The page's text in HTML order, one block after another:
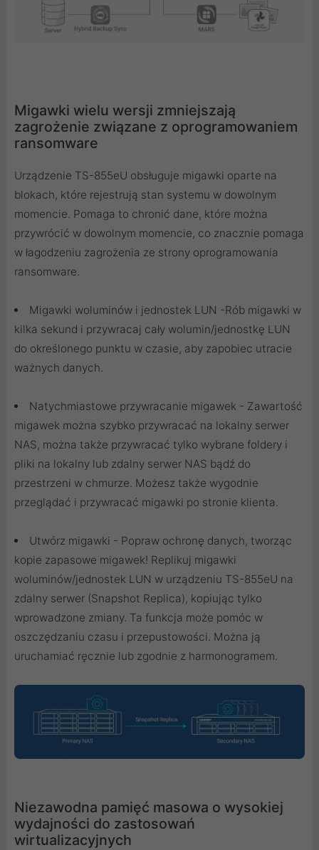
Migawki wielu wersji zmniejszają
zagrożenie związane z oprogramowaniem
ransomware
Urządzenie TS-855eU obsługuje migawki oparte na
blokach, które rejestrują stan systemu w dowolnym
momencie. Pomaga to chronić dane, które można
przywrócić w dowolnym momencie, co znacznie pomaga
w łagodzeniu zagrożenia ze strony oprogramowania
ransomware.
Migawki woluminów i jednostek LUN -Rób migawki w
kilka sekund i przywracaj cały wolumin/jednostkę LUN
do określonego punktu w czasie, aby zapobiec utracie
ważnych danych.
Natychmiastowe przywracanie migawek - Zawartość
migawek można szybko przywracać na lokalny serwer
NAS, można także przywracać tylko wybrane foldery i
pliki na lokalny lub zdalny serwer NAS bądź do
przestrzeni w chmurze. Możesz także wygodnie
przeglądać i przywracać migawki po stronie klienta.
Utwórz migawki - Popraw ochronę danych, tworząc
kopie zapasowe migawek! Replikuj migawki
woluminów/jednostek LUN w urządzeniu TS-855eU na
zdalny serwer (Snapshot Replica), kopiując tylko
wprowadzone zmiany. Ta funkcja może pomóc w
oszczędzaniu czasu i przepustowości. Można ją
uruchamiać ręcznie lub zgodnie z harmonogramem.
Niezawodna pamięć masowa o wysokiej
wydajności do zastosowań
wirtualizacyjnych